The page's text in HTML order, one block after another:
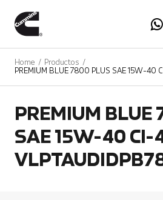
Home
Productos
PREMIUM BLUE 7800 PLUS SAE 15W-40
PREMIUM BLUE
SAE 15W-40 CI-